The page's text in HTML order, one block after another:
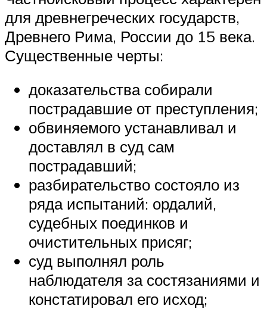
для древнегреческих государств,
Древнего Рима, России до 15 века.
Существенные черты:
доказательства собирали
пострадавшие от преступления;
обвиняемого устанавливал и
доставлял в суд сам
пострадавший;
разбирательство состояло из
ряда испытаний: ордалий,
судебных поединков и
очистительных присяг;
суд выполнял роль
наблюдателя за состязаниями и
констатировал его исход;